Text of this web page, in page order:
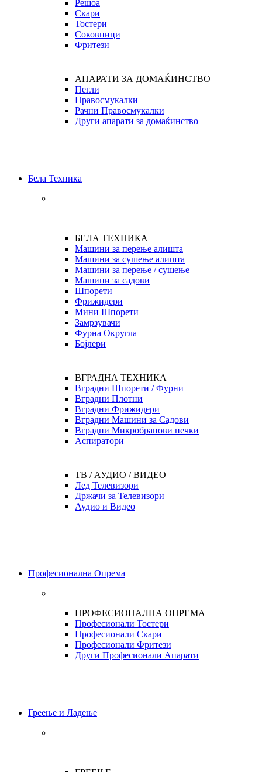
Решоа
Скари
Тостери
Соковници
Фритези
АПАРАТИ ЗА ДОМАЌИНСТВО
Пегли
Правосмукалки
Рачни Правосмукалки
Други апарати за домаќинство
Бела Техника
БЕЛА ТЕХНИКА
Машини за перење алишта
Машини за сушење алишта
Машини за перење / сушење
Машини за садови
Шпорети
Фрижидери
Мини Шпорети
Замрзувачи
Фурна Округла
Бојлери
ВГРАДНА ТЕХНИКА
Вградни Шпорети / Фурни
Вградни Плотни
Вградни Фрижидери
Вградни Машини за Садови
Вградни Микробранови печки
Аспиратори
ТВ / АУДИО / ВИДЕО
Лед Телевизори
Држачи за Телевизори
Аудио и Видео
Професионална Опрема
ПРОФЕСИОНАЛНА ОПРЕМА
Професионали Тостери
Професионали Скари
Професионали Фритези
Други Професионали Апарати
Греење и Ладење